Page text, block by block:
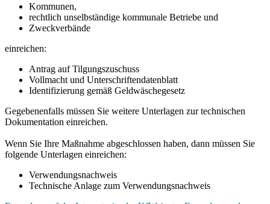
Kommunen,
rechtlich unselbständige kommunale Betriebe und
Zweckverbände
einreichen:
Antrag auf Tilgungszuschuss
Vollmacht und Unterschriftendatenblatt
Identifizierung gemäß Geldwäschegesetz
Gegebenenfalls müssen Sie weitere Unterlagen zur technischen
Dokumentation einreichen.
Wenn Sie Ihre Maßnahme abgeschlossen haben, dann müssen Sie
folgende Unterlagen einreichen:
Verwendungsnachweis
Technische Anlage zum Verwendungsnachweis